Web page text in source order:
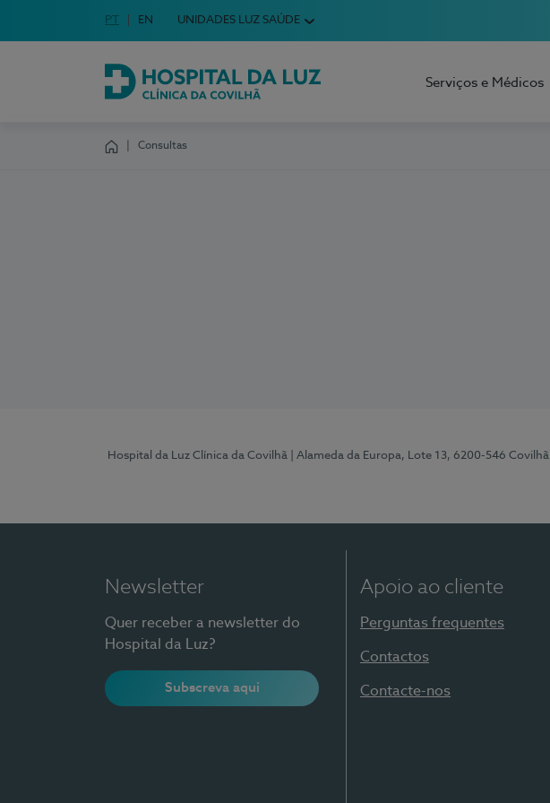
Escolha o seu idioma
Idioma em Português
PT English Language
EN UNIDADES LUZ SAÚDE
Hospital da Luz Clínica da Covilhã
Serviços e Médicos
Consultas
Hospital da Luz Clínica da Covilhã | Alameda da Europa, Lote 13, 6200-546 Covilhã
Newsletter
Quer receber a newsletter do
Hospital da Luz?
Subscreva aqui
Apoio ao cliente
Perguntas frequentes
Contactos
Contacte-nos